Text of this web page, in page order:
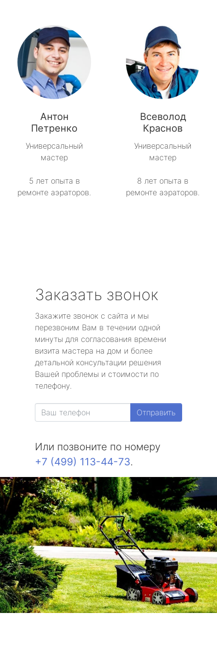
Антон
Петренко
Универсальный
мастер
5 лет опыта в
ремонте аэраторов.
Всеволод
Краснов
Универсальный
мастер
8 лет опыта в
ремонте аэраторов.
Заказать звонок
Закажите звонок с сайта и мы
перезвоним Вам в течении одной
минуты для согласования времени
визита мастера на дом и более
детальной консультации решения
Вашей проблемы и стоимости по
телефону.
Отправить
Или позвоните по номеру
+7 (499) 113-44-73.